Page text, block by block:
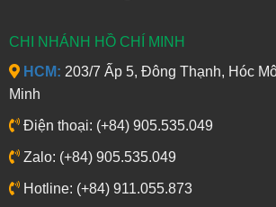
CHI NHÁNH HỒ CHÍ MINH
HCM: 203/7 Ấp 5, Đông Thạnh, Hóc
Minh
Điện thoại: (+84) 905.535.049
Zalo: (+84) 905.535.049
Hotline: (+84) 911.055.873